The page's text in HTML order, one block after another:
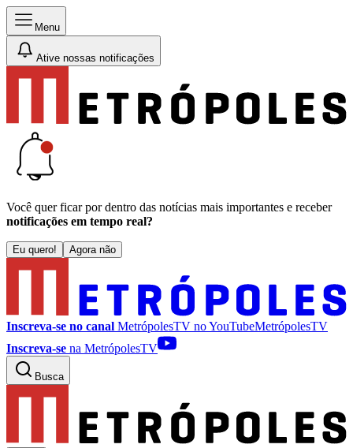
Menu
Ative nossas notificações
Você quer ficar por dentro das notícias mais importantes e receber
notificações em tempo real?
Eu quero! Agora não
Inscreva-se no canal MetrópolesTV noYouTubeMetrópolesTV
Inscreva-se na MetrópolesTV
Busca